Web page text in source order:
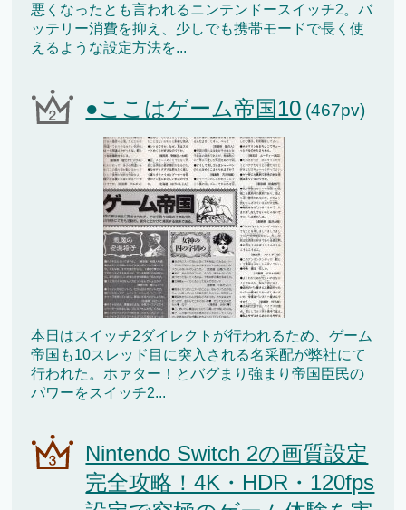
悪くなったとも言われるニンテンドースイッチ2。バ
ッテリー消費を抑え、少しでも携帯モードで長く使
えるような設定方法を...
●ここはゲーム帝国10 (467pv)
本日はスイッチ2ダイレクトが行われるため、ゲーム
帝国も10スレッド目に突入される名采配が弊社にて
行われた。ホァター！とバグまり強まり帝国臣民の
パワーをスイッチ2...
Nintendo Switch 2の画質設定
完全攻略！4K・HDR・120fps